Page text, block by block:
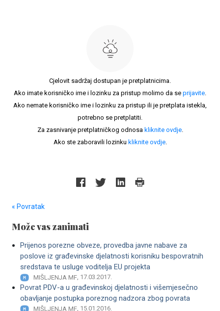
Cjelovit sadržaj dostupan je pretplatnicima.
Ako imate korisničko ime i lozinku za pristup molimo da se prijavite.
Ako nemate korisničko ime i lozinku za pristup ili je pretplata istekla,
potrebno se pretplatiti.
Za zasnivanje pretplatničkog odnosa kliknite ovdje.
Ako ste zaboravili lozinku kliknite ovdje.
« Povratak
Može vas zanimati
Prijenos porezne obveze, provedba javne nabave za
poslove iz građevinske djelatnosti korisniku bespovratnih
sredstava te usluge voditelja EU projekta
MIŠLJENJA MF, 17.03.2017.
Povrat PDV-a u građevinskoj djelatnosti i višemjesečno
obavljanje postupka poreznog nadzora zbog povrata
MIŠLJENJA MF, 15.01.2016.